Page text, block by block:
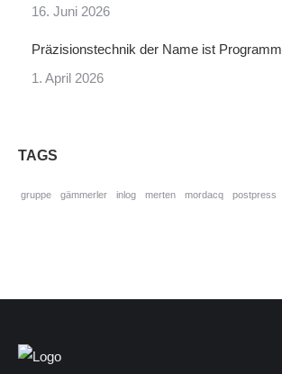
16. Juni 2026
Präzisionstechnik der Name ist Programm
1. April 2026
TAGS
gruppe gämmerler inlog merten mordacq postpress